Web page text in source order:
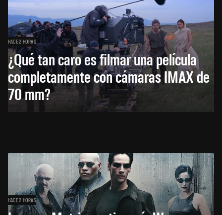
HACE 2 HORAS
¿Qué tan caro es filmar una película
completamente con cámaras IMAX de
70 mm?
HACE 2 HORAS